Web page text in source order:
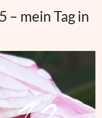
– mein Tag in